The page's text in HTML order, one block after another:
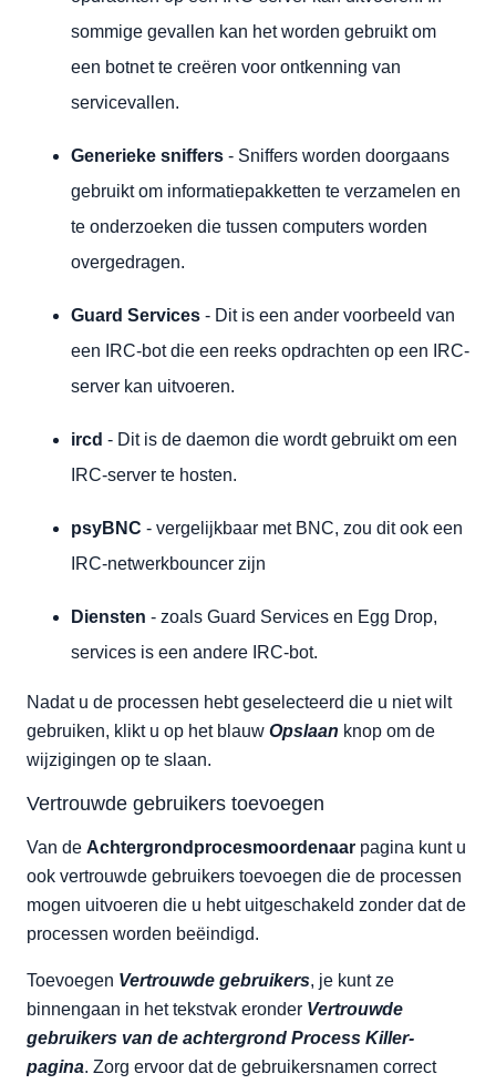
sommige gevallen kan het worden gebruikt om
een botnet te creëren voor ontkenning van
servicevallen.
Generieke sniffers - Sniffers worden doorgaans
gebruikt om informatiepakketten te verzamelen en
te onderzoeken die tussen computers worden
overgedragen.
Guard Services - Dit is een ander voorbeeld van
een IRC-bot die een reeks opdrachten op een IRC-
server kan uitvoeren.
ircd - Dit is de daemon die wordt gebruikt om een
IRC-server te hosten.
psyBNC - vergelijkbaar met BNC, zou dit ook een
IRC-netwerkbouncer zijn
Diensten - zoals Guard Services en Egg Drop,
services is een andere IRC-bot.
Nadat u de processen hebt geselecteerd die u niet wilt
gebruiken, klikt u op het blauw Opslaan knop om de
wijzigingen op te slaan.
Vertrouwde gebruikers toevoegen
Van de Achtergrondprocesmoordenaar pagina kunt u
ook vertrouwde gebruikers toevoegen die de processen
mogen uitvoeren die u hebt uitgeschakeld zonder dat de
processen worden beëindigd.
Toevoegen Vertrouwde gebruikers, je kunt ze
binnengaan in het tekstvak eronder Vertrouwde
gebruikers van de achtergrond Process Killer-
pagina. Zorg ervoor dat de gebruikersnamen correct